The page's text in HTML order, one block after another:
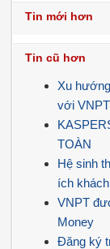
Tin mới hơn
Tin cũ hơn
Xu
với
TOÀN
Hệ sinh
ích
VNPT
Money
Đăng ký